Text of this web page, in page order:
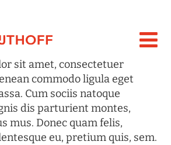
sit amet, consectetuer
commodo ligula eget
Cum sociis natoque
dis parturient montes,
mus. Donec quam felis,
eu, pretium quis, sem.